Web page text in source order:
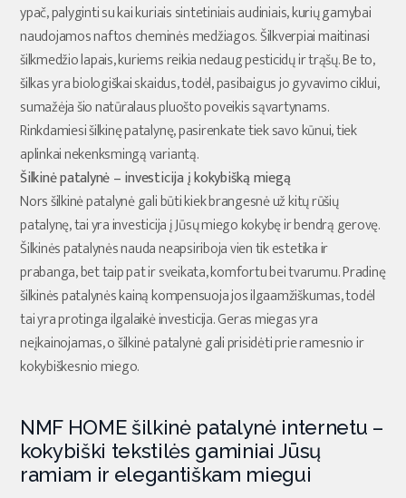
ypač, palyginti su kai kuriais sintetiniais audiniais, kurių gamybai
naudojamos naftos cheminės medžiagos. Šilkverpiai maitinasi
šilkmedžio lapais, kuriems reikia nedaug pesticidų ir trąšų. Be to,
šilkas yra biologiškai skaidus, todėl, pasibaigus jo gyvavimo ciklui,
sumažėja šio natūralaus pluošto poveikis sąvartynams.
Rinkdamiesi šilkinę patalynę, pasirenkate tiek savo kūnui, tiek
aplinkai nekenksmingą variantą.
Šilkinė patalynė – investicija į kokybišką miegą
Nors šilkinė patalynė gali būti kiek brangesnė už kitų rūšių
patalynę, tai yra investicija į Jūsų miego kokybę ir bendrą gerovę.
Šilkinės patalynės nauda neapsiriboja vien tik estetika ir
prabanga, bet taip pat ir sveikata, komfortu bei tvarumu. Pradinę
šilkinės patalynės kainą kompensuoja jos ilgaamžiškumas, todėl
tai yra protinga ilgalaikė investicija. Geras miegas yra
neįkainojamas, o šilkinė patalynė gali prisidėti prie ramesnio ir
kokybiškesnio miego.
NMF HOME šilkinė patalynė internetu –
kokybiški tekstilės gaminiai Jūsų
ramiam ir elegantiškam miegui